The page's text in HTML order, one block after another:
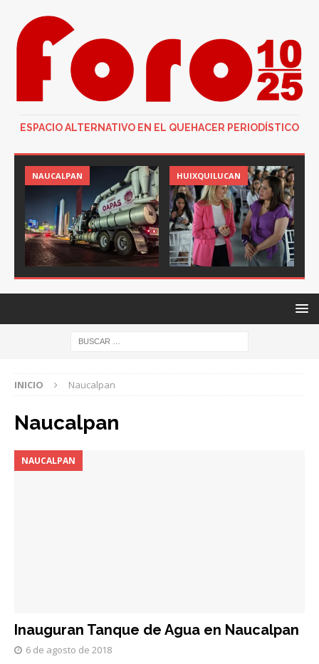
ESPACIO ALTERNATIVO EN EL QUEHACER PERIODÍSTICO
NAUCALPAN HUIXQUILUCAN
INICIO Naucalpan
Naucalpan
NAUCALPAN
Inauguran Tanque de Agua en Naucalpan
6 de agosto de 2018